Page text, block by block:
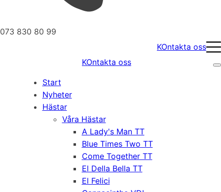
073 830 80 99
KOntakta oss
KOntakta oss
Start
Nyheter
Hästar
Våra Hästar
A Lady's Man TT
Blue Times Two TT
Come Together TT
El Della Bella TT
El Felici